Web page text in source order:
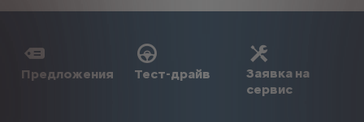
Предложения Тест-драйв
Заявка на
сервис